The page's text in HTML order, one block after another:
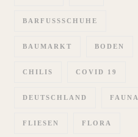
BARFUSSSCHUHE
BAUMARKT BODEN
CHILIS COVID 19
DEUTSCHLAND FAUNA
FLIESEN FLORA